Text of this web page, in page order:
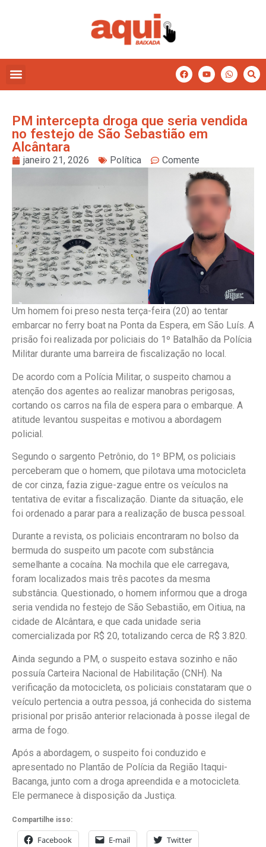
PM intercepta droga que seria vendida
no festejo de São Sebastião em
Alcântara
janeiro 21, 2026 Política Comente
Um homem foi preso nesta terça-feira (20) ao tentar
embarcar no ferry boat na Ponta da Espera, em São Luís. A
prisão foi realizada por policiais do 1º Batalhão da Polícia
Militar durante uma barreira de fiscalização no local.
De acordo com a Polícia Militar, o suspeito chamou a
atenção dos agentes ao realizar manobras perigosas,
cortando os carros na fila de espera para o embarque. A
atitude levantou suspeitas e motivou a abordagem
policial.
Segundo o sargento Petrônio, do 1º BPM, os policiais
perceberam que o homem, que pilotava uma motocicleta
de cor cinza, fazia zigue-zague entre os veículos na
tentativa de evitar a fiscalização. Diante da situação, ele
foi ordenado a parar para a realização de busca pessoal.
Durante a revista, os policiais encontraram no bolso da
bermuda do suspeito um pacote com substância
semelhante a cocaína. Na mochila que ele carregava,
foram localizados mais três pacotes da mesma
substância. Questionado, o homem informou que a droga
seria vendida no festejo de São Sebastião, em Oitiua, na
cidade de Alcântara, e que cada unidade seria
comercializada por R$ 20, totalizando cerca de R$ 3.820.
Ainda segundo a PM, o suspeito estava sozinho e não
possuía Carteira Nacional de Habilitação (CNH). Na
verificação da motocicleta, os policiais constataram que o
veículo pertencia a outra pessoa, já conhecida do sistema
prisional por prisão anterior relacionada à posse ilegal de
arma de fogo.
Após a abordagem, o suspeito foi conduzido e
apresentado no Plantão de Polícia da Região Itaqui-
Bacanga, junto com a droga apreendida e a motocicleta.
Ele permanece à disposição da Justiça.
Compartilhe isso:
Facebook E-mail Twitter